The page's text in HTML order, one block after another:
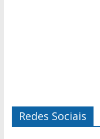
Redes Sociais